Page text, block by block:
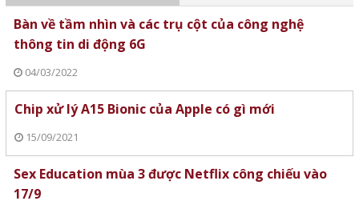
Bàn về tầm nhìn và các trụ cột của công nghệ
thông tin di động 6G
04/03/2022
Chip xử lý A15 Bionic của Apple có gì mới
15/09/2021
Sex Education mùa 3 được Netflix công chiếu vào
17/9